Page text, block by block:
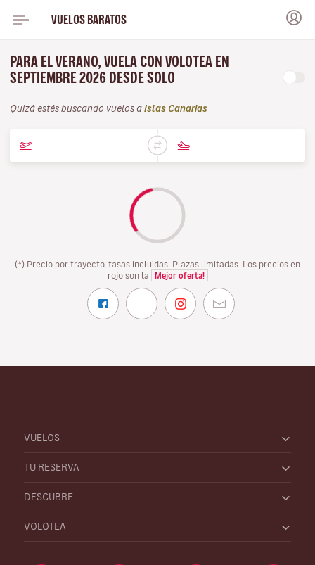
VUELOS BARATOS
PARA EL VERANO, VUELA CON VOLOTEA EN
SEPTIEMBRE 2026 DESDE SOLO
Quizá estés buscando vuelos a Islas Canarias
(*) Precio por trayecto, tasas incluidas. Plazas limitadas. Los precios en
rojo son la
Mejor oferta!
VUELOS
TU RESERVA
DESCUBRE
VOLOTEA